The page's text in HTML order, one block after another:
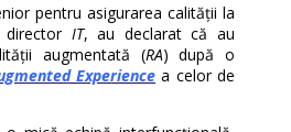
pentru asigurarea calității la
director IT, au declarat că au
augmentată (RA) după o
Experience a celor de